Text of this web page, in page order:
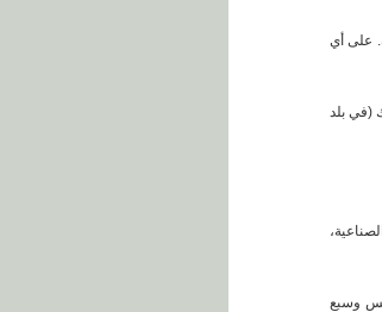
على أي
(في بلد
وسبع